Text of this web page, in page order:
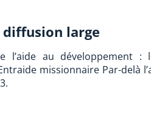
large
l’aide au développement :
missionnaire Par-delà